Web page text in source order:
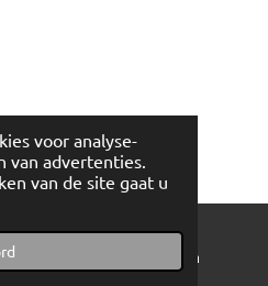
voor analyse-
van advertenties.
van de site gaat u
Instagram